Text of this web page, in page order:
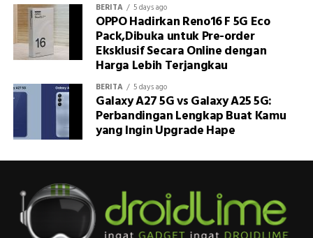
BERITA 5 days ago
OPPO Hadirkan Reno16 F 5G Eco
Pack,Dibuka untuk Pre-order
Eksklusif Secara Online dengan
Harga Lebih Terjangkau
BERITA 5 days ago
Galaxy A27 5G vs Galaxy A25 5G:
Perbandingan Lengkap Buat Kamu
yang Ingin Upgrade Hape